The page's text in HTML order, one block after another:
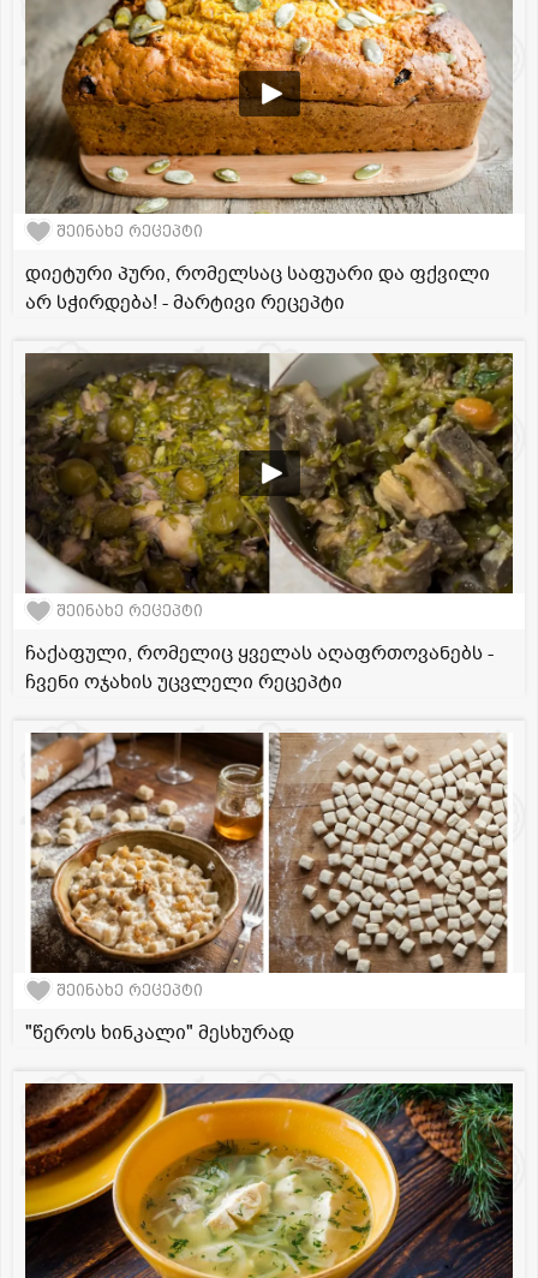
შეინახე რეცეპტი
დიეტური პური, რომელსაც საფუარი და ფქვილი
არ სჭირდება! - მარტივი რეცეპტი
შეინახე რეცეპტი
ჩაქაფული, რომელიც ყველას აღაფრთოვანებს -
ჩვენი ოჯახის უცვლელი რეცეპტი
შეინახე რეცეპტი
"წეროს ხინკალი" მესხურად